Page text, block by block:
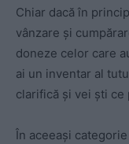
Chiar dacă în
vânzare și
doneze celor care
ai un inventar al
clarifică și vei ști
În aceeași